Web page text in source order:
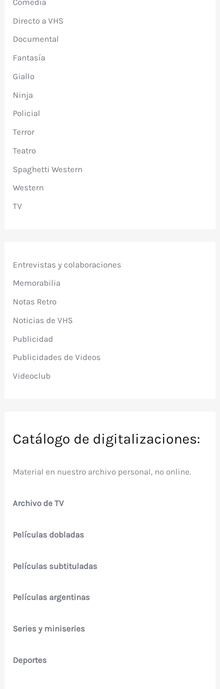
Directo a VHS
Documental
Fantasía
Giallo
Ninja
Policial
Terror
Teatro
Spaghetti Western
Western
TV
Entrevistas y colaboraciones
Memorabilia
Notas Retro
Noticias de VHS
Publicidad
Publicidades de Videos
Videoclub
Catálogo de digitalizaciones:
Material en nuestro archivo personal, no online.
Archivo de TV
Películas dobladas
Películas subtituladas
Películas argentinas
Series y miniseries
Deportes